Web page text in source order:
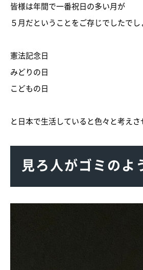
皆様は年間で一番祝日の多い月が
５月だということをご存じでしたでし
憲法記念日
みどりの日
こどもの日
と日本で生活していると色々と考えさ
見ろ人がゴミのよ